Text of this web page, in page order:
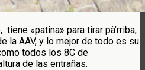
«patina» para tirar pà’rriba,
la AAV, y lo mejor de todo es su
todos los 8C de
de las entrañas.